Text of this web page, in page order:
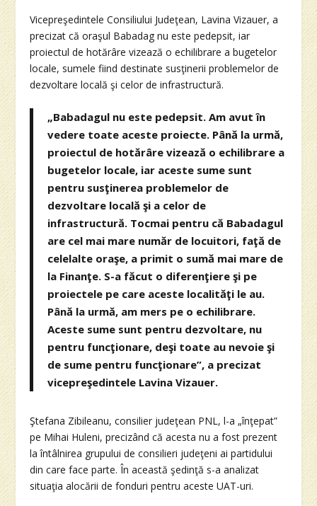
Vicepreşedintele Consiliului Judeţean, Lavina Vizauer, a
precizat că oraşul Babadag nu este pedepsit, iar
proiectul de hotărâre vizează o echilibrare a bugetelor
locale, sumele fiind destinate susţinerii problemelor de
dezvoltare locală şi celor de infrastructură.
„Babadagul nu este pedepsit. Am avut în
vedere toate aceste proiecte. Până la urmă,
proiectul de hotărâre vizează o echilibrare a
bugetelor locale, iar aceste sume sunt
pentru susţinerea problemelor de
dezvoltare locală şi a celor de
infrastructură. Tocmai pentru că Babadagul
are cel mai mare număr de locuitori, faţă de
celelalte oraşe, a primit o sumă mai mare de
la Finanţe. S-a făcut o diferenţiere şi pe
proiectele pe care aceste localităţi le au.
Până la urmă, am mers pe o echilibrare.
Aceste sume sunt pentru dezvoltare, nu
pentru funcţionare, deşi toate au nevoie şi
de sume pentru funcţionare”, a precizat
vicepreşedintele Lavina Vizauer.
Ştefana Zibileanu, consilier judeţean PNL, l-a „înţepat”
pe Mihai Huleni, precizând că acesta nu a fost prezent
la întâlnirea grupului de consilieri judeţeni ai partidului
din care face parte. În această şedinţă s-a analizat
situaţia alocării de fonduri pentru aceste UAT-uri.